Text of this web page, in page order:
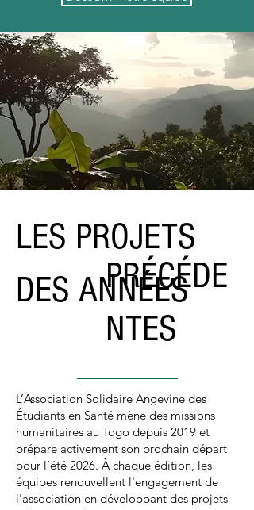
LES PROJETS
DES ANNÉES
PRÉCÉDE
NTES
L’Association Solidaire Angevine des
Étudiants en Santé mène des missions
humanitaires au Togo depuis 2019 et
prépare activement son prochain départ
pour l’été 2026. À chaque édition, les
équipes renouvellent l'engagement de
l'association en développant des projets